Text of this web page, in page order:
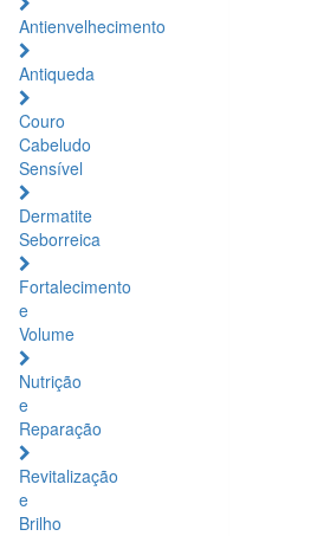
Antienvelhecimento
Antiqueda
Couro
Cabeludo
Sensível
Dermatite
Seborreica
Fortalecimento
e
Volume
Nutrição
e
Reparação
Revitalização
e
Brilho